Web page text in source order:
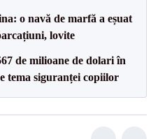
o navă de marfă a eșuat
lovite
de milioane de dolari în
tema siguranței copiilor